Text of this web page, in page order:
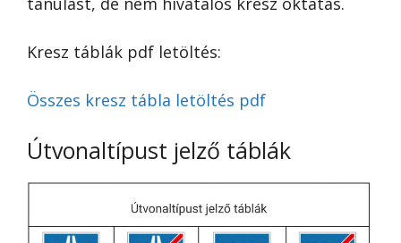
Kresz táblák pdf letöltés:
Összes kresz tábla letöltés pdf
Útvonaltípust jelző táblák